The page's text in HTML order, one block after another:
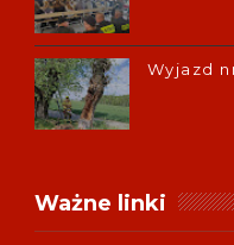
Wyjazd
Ważne linki